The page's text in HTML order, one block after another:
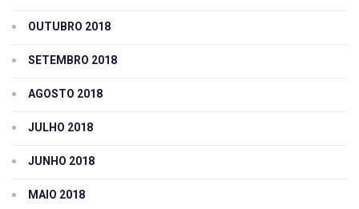
OUTUBRO 2018
SETEMBRO 2018
AGOSTO 2018
JULHO 2018
JUNHO 2018
MAIO 2018